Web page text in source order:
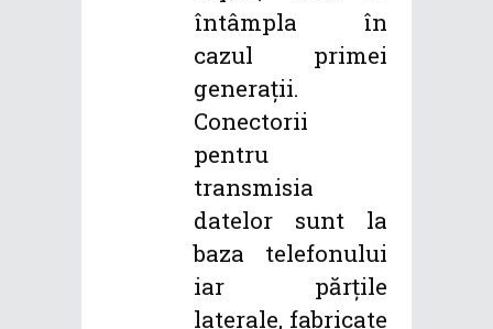
întâmpla în
cazul primei
generații.
Conectorii
pentru
transmisia
datelor sunt la
baza telefonului
iar părțile
laterale, fabricate